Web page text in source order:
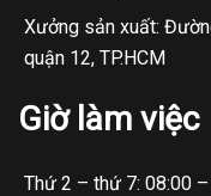
Xưởng sản xuất:
quận 12, TP.HCM
Giờ làm việc
Thứ 2 – thứ 7: 08:00